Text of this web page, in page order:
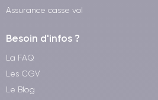
Assurance casse vol
Besoin d'infos ?
La FAQ
Les CGV
Le Blog